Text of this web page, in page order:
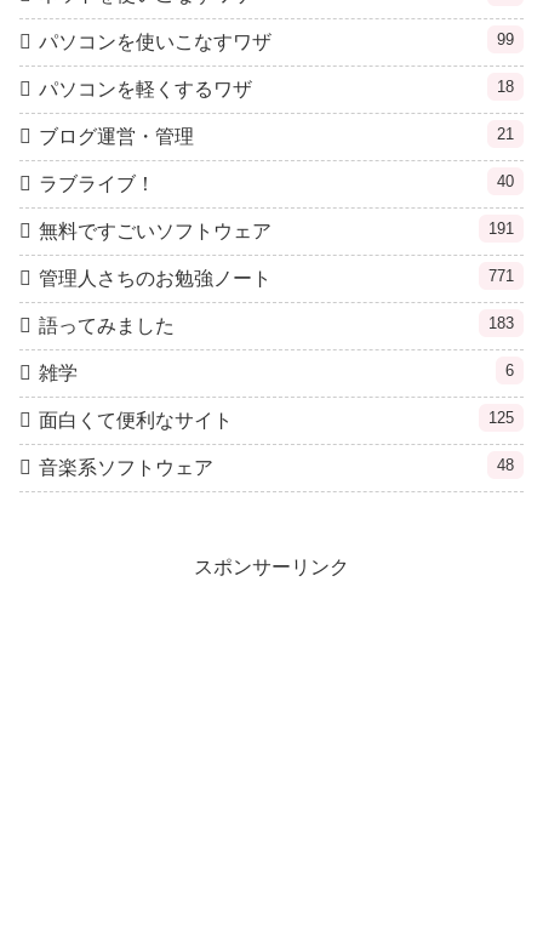
パソコンを使いこなすワザ 99
パソコンを軽くするワザ 18
ブログ運営・管理 21
ラブライブ！ 40
無料ですごいソフトウェア 191
管理人さちのお勉強ノート 771
語ってみました 183
雑学 6
面白くて便利なサイト 125
音楽系ソフトウェア 48
スポンサーリンク